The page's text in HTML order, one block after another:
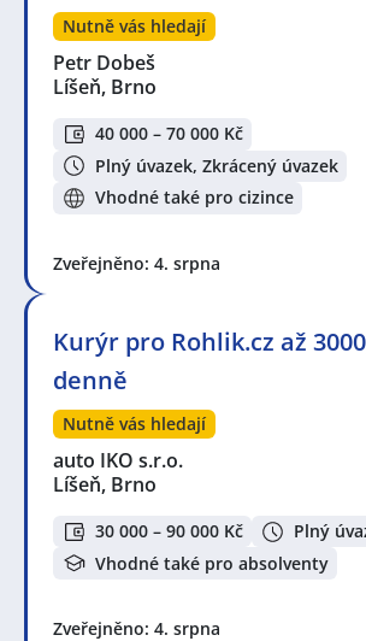
Nutně vás hledají
Petr Dobeš
Líšeň, Brno
40 000 – 70 000 Kč
Plný úvazek, Zkrácený úvazek
Vhodné také pro cizince
Zveřejněno: 4. srpna
Kurýr pro Rohlik.cz až
denně
Nutně vás hledají
auto IKO s.r.o.
Líšeň, Brno
30 000 – 90 000 Kč
Plný
Vhodné také pro absolventy
Zveřejněno: 4. srpna